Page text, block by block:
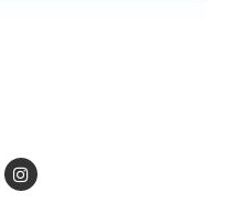
potencian la
lector. Estas tres